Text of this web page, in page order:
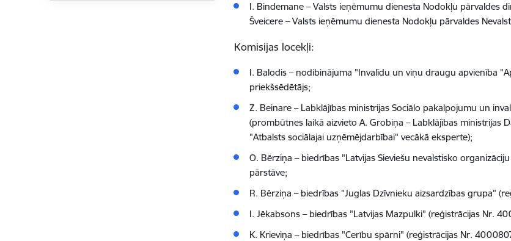
I. Bindemane – Valsts ieņēmumu dienesta Nodokļu pārvaldes
Šveicere – Valsts ieņēmumu dienesta Nodokļu pārvaldes
Komisijas locekļi:
I. Balodis – nodibinājuma "Invalīdu un viņu draugu apvienība
priekšsēdētājs;
Z. Beinare – Labklājības ministrijas Sociālo pakalpojumu un
(prombūtnes laikā aizvieto A. Grobiņa – Labklājības ministrijas
"Atbalsts sociālajai uzņēmējdarbībai" vecākā eksperte);
O. Bērziņa – biedrības "Latvijas Sieviešu nevalstisko
pārstāve;
R. Bērziņa – biedrības "Juglas Dzīvnieku aizsardzības grupa"
I. Jēkabsons – biedrības "Latvijas Mazpulki" (reģistrācijas Nr.
K. Krieviņa – biedrības "Cerību spārni" (reģistrācijas Nr.